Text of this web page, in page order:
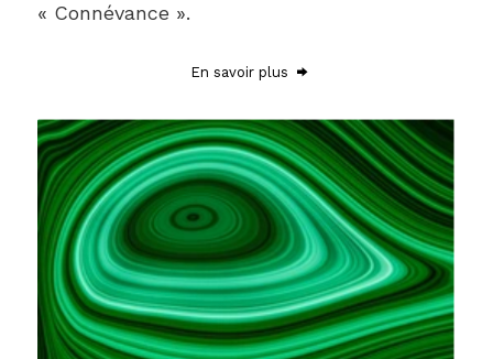
« Connévance ».
En savoir plus